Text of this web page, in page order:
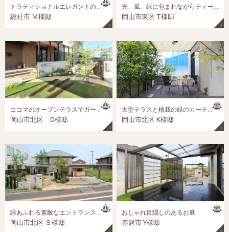
トラディショナルエレガントのクローズエクステリア
総社市 Ｍ様邸 岡山市東区 T様邸
ココマのオープンテラスでガーデンライフを楽しもう！
岡山市北区 O様邸
大型テラスと植栽の緑のカーテンの憩いの空間
岡山市北区 K様邸
緑あふれる素敵なエントランスと夢のプライベートガーデン
岡山市北区 Ｓ様邸
おしゃれ目隠しのあるお庭
赤磐市 Y様邸